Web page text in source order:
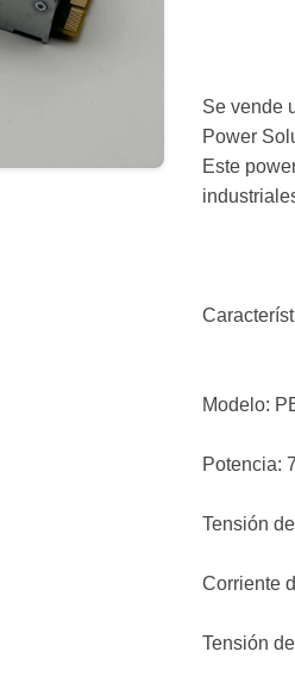
Se vende
Power
Este
Modelo:
Potencia:
Tensión
Corriente
Tensión